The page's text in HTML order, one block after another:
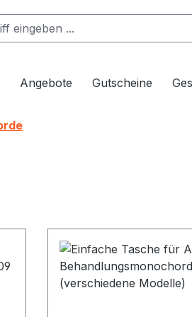
der Kategorie Klangmöbel
das Dropdown der Kategorie
oder Schließe das Dropdown
Angebote Gutscheine